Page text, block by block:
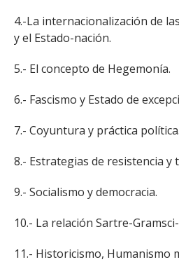
4.-La internacionalización de
y el Estado-nación.
5.- El concepto de Hegemonía.
6.- Fascismo y Estado de
7.- Coyuntura y práctica política.
8.- Estrategias de resistencia y
9.- Socialismo y democracia.
10.- La relación Sartre-
11.- Historicismo, Humanismo